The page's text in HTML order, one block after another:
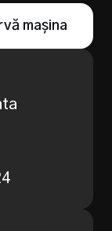
mașina